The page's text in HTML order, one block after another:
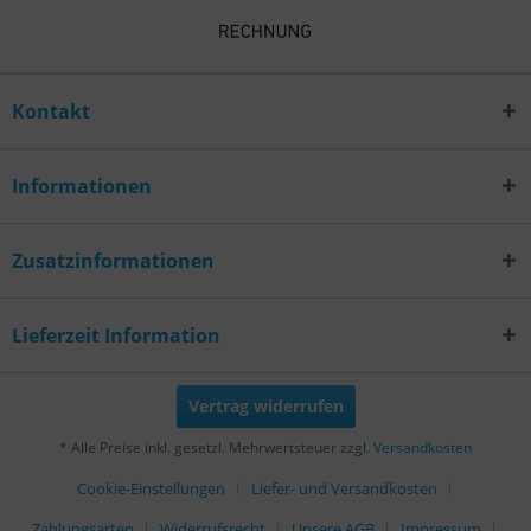
Kontakt
Informationen
Zusatzinformationen
Lieferzeit Information
Vertrag widerrufen
* Alle Preise inkl. gesetzl. Mehrwertsteuer zzgl. Versandkosten
Cookie-Einstellungen
Liefer- und Versandkosten